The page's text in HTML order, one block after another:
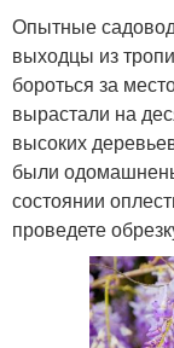
Опытные
выходцы из
бороться за
вырастали на
высоких
были
состоянии
проведете